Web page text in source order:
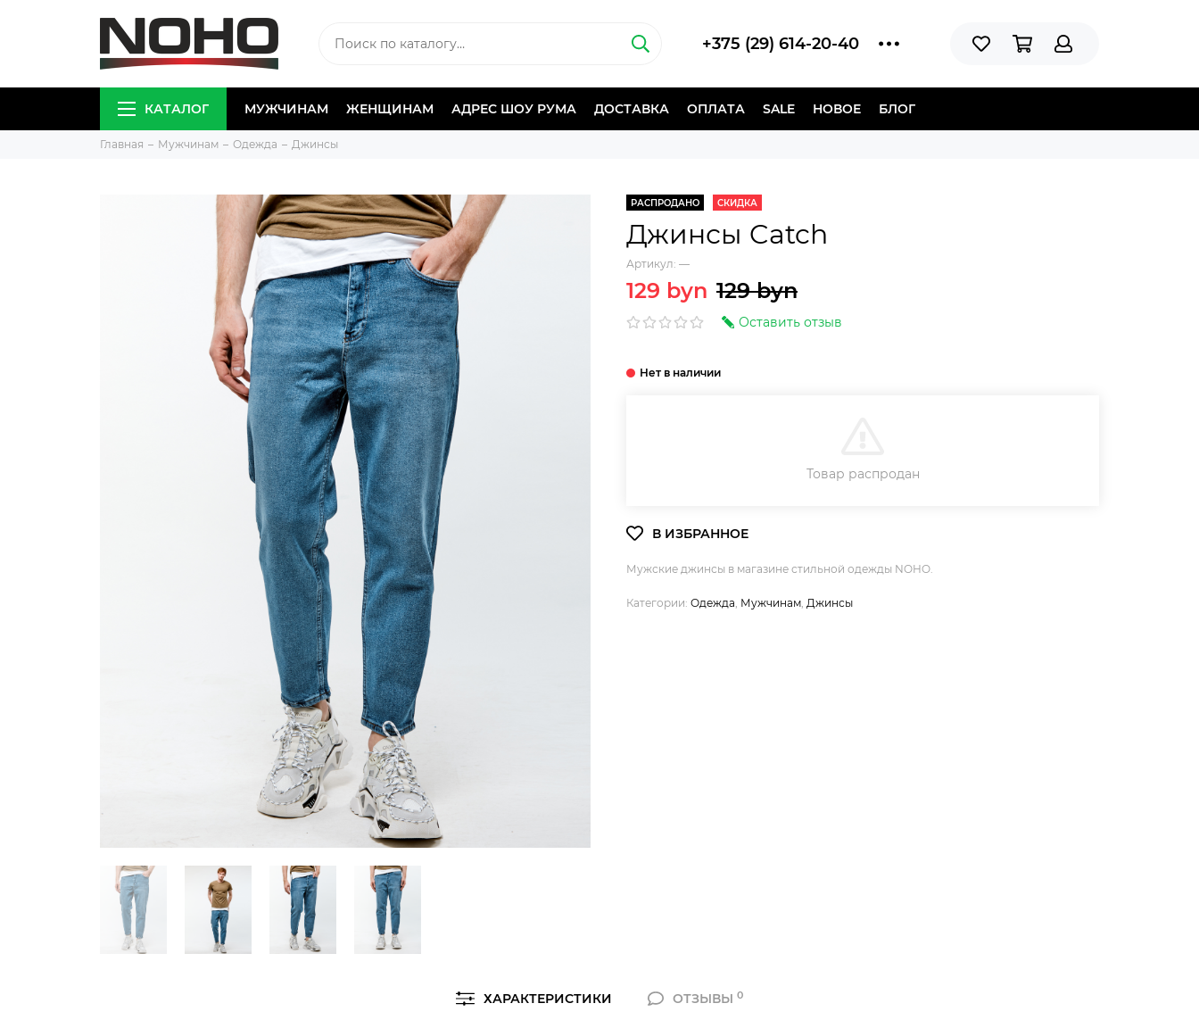
+375 (29) 614-20-40
КАТАЛОГ МУЖЧИНАМ ЖЕНЩИНАМ АДРЕС ШОУ РУМА ДОСТАВКА ОПЛАТА SALE НОВОЕ БЛОГ
Главная Мужчинам Одежда Джинсы
РАСПРОДАНО СКИДКА
Джинсы Catch
Артикул: —
129 byn 129 byn
Оставить отзыв
Товар распродан
Мужские джинсы в магазине стильной одежды NOHO.
Категории: Одежда Мужчинам Джинсы
ХАРАКТЕРИСТИКИ ОТЗЫВЫ0